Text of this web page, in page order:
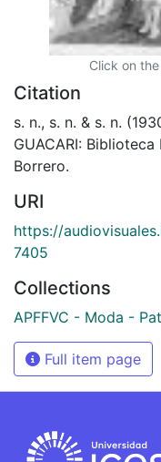
Click on
Citation
s. n., s. n. & s. n.
GUACARI:
Borrero.
URI
https://
7405
Collections
APFFVC - Moda -
Full item page